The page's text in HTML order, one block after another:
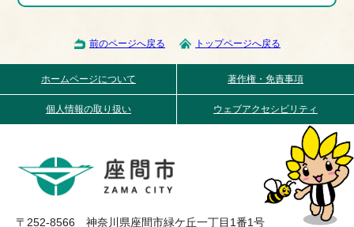
前のページへ戻る トップページへ戻る
ホームページについて 著作権・免責事項
個人情報の取り扱い ウェブアクセシビリティ
〒252-8566 神奈川県座間市緑ケ丘一丁目1番1号